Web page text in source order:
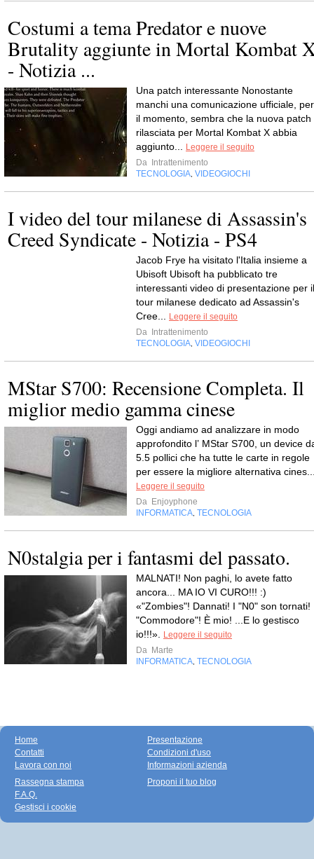
Costumi a tema Predator e nuove
Brutality aggiunte in Mortal Kombat
- Notizia ...
Una patch interessante Nonostante
manchi una comunicazione ufficiale, per
il momento, sembra che la nuova patch
rilasciata per Mortal Kombat X abbia
aggiunto... Leggere il seguito
Da
Intrattenimento
TECNOLOGIA, VIDEOGIOCHI
I video del tour milanese di Assassin's
Creed Syndicate - Notizia - PS4
Jacob Frye ha visitato l'Italia insieme a
Ubisoft Ubisoft ha pubblicato tre
interessanti video di presentazione per il
tour milanese dedicato ad Assassin's
Cree... Leggere il seguito
Da
Intrattenimento
TECNOLOGIA, VIDEOGIOCHI
MStar S700: Recensione Completa. Il
miglior medio gamma cinese
Oggi andiamo ad analizzare in modo
approfondito l’ MStar S700, un device
5.5 pollici che ha tutte le carte in regole
per essere la migliore alternativa
Leggere il seguito
Da Enjoyphone
INFORMATICA, TECNOLOGIA
N0stalgia per i fantasmi del passato.
MALNATI! Non paghi, lo avete fatto
ancora... MA IO VI CURO!!! :)
«"Zombies"! Dannati! I "N0" son tornati!
"Commodore"! È mio! ...E lo gestisco
io!!!». Leggere il seguito
Da Marte
INFORMATICA, TECNOLOGIA
Home
Contatti
Lavora con noi
Presentazione
Condizioni d'uso
Informazioni azienda
Rassegna stampa
F.A.Q.
Gestisci i cookie
Proponi il tuo blog